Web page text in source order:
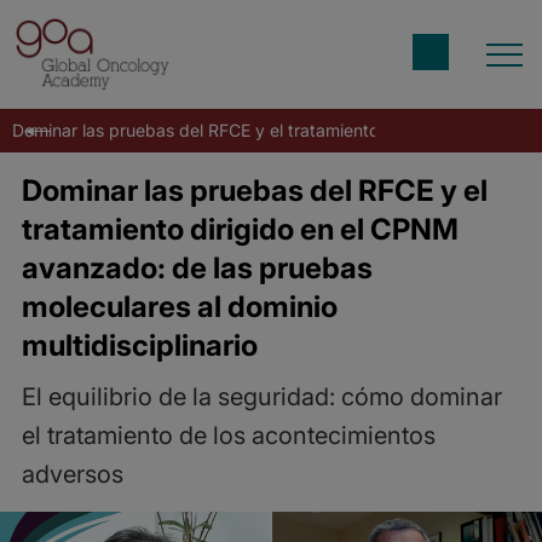
Dominar las pruebas del RFCE y el tratamiento dirigido en el
Dominar las pruebas del RFCE y el
tratamiento dirigido en el CPNM
avanzado: de las pruebas
moleculares al dominio
multidisciplinario
El equilibrio de la seguridad: cómo dominar
el tratamiento de los acontecimientos
adversos